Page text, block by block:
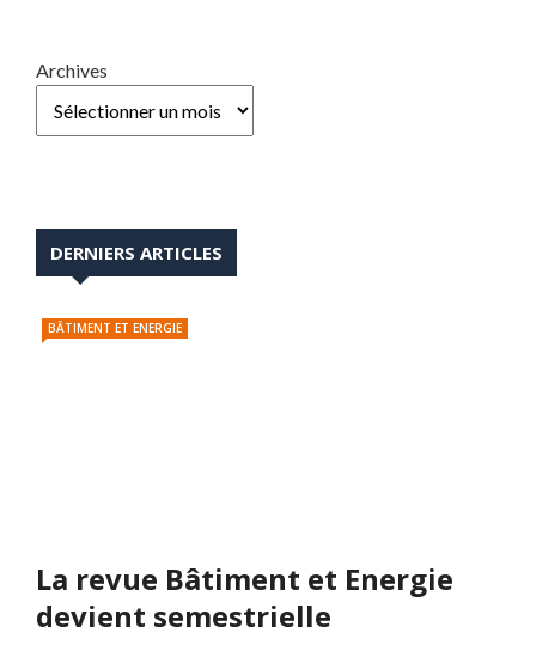
Archives
DERNIERS ARTICLES
BÂTIMENT ET ENERGIE
La revue Bâtiment et Energie
devient semestrielle